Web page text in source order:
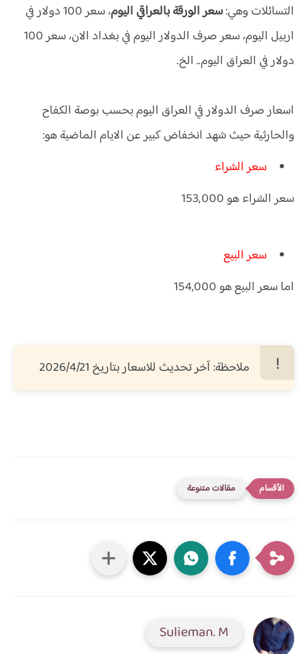
التسائلات وهي:سعر الورقة بالعراقي اليوم
، سعر 100 دولار في
اربيل اليوم، سعر صرف الدولار اليوم في بغداد الان، سعر 100
دولار في العراق اليوم.. الخ.
اسعار صرف الدولار في العراق اليوم بحسب بوصة الكفاح
والحارثية حيث شهد انخفاض كبير عن الايام الماضية هو:
سعر الشراء
سعر الشراء هو 153,000
سعر البيع
اما سعر البيع هو 154,000
ملاحظة: آخر تحديث للاسعار بتاريخ 2026/4/21
مقالات متنوعة
Sulieman. M